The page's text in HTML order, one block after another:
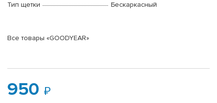
Тип щетки
Бескаркасный
Все товары «GOODYEAR»
950